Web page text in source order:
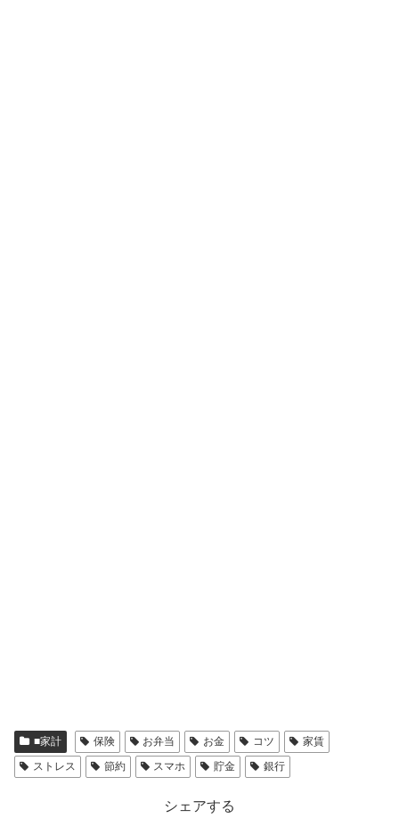
■家計 保険 お弁当 お金 コツ
家賃
ストレス
節約 スマホ 貯金 銀行
シェアする